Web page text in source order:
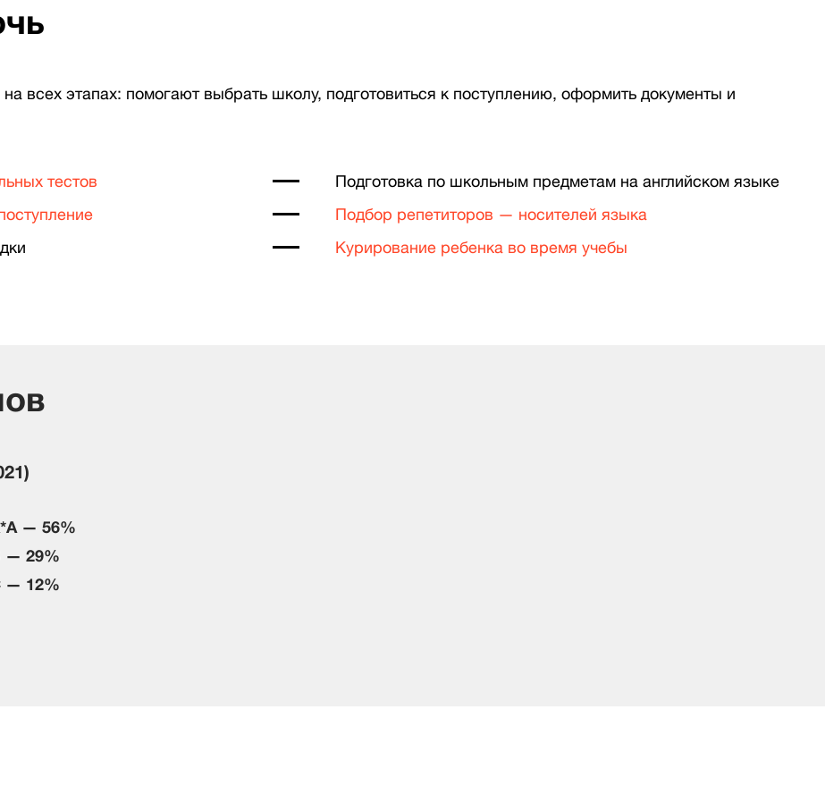
всех этапах: помогают выбрать школу, подготовиться к поступлению, оформить документы и
тестов
Подготовка по школьным предметам на английском языке
Подбор репетиторов — носителей языка
Курирование ребенка во время учебы
— 56%
— 29%
— 12%